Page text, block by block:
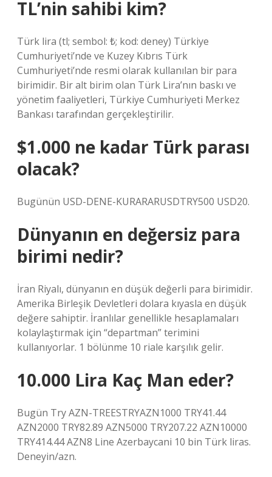
TL’nin sahibi kim?
Türk lira (tl; sembol: ₺; kod: deney) Türkiye
Cumhuriyeti’nde ve Kuzey Kıbrıs Türk
Cumhuriyeti’nde resmi olarak kullanılan bir para
birimidir. Bir alt birim olan Türk Lira’nın baskı ve
yönetim faaliyetleri, Türkiye Cumhuriyeti Merkez
Bankası tarafından gerçekleştirilir.
$1.000 ne kadar Türk parası
olacak?
Bugünün USD-DENE-KURARARUSDTRY500 USD20.
Dünyanın en değersiz para
birimi nedir?
İran Riyalı, dünyanın en düşük değerli para birimidir.
Amerika Birleşik Devletleri dolara kıyasla en düşük
değere sahiptir. İranlılar genellikle hesaplamaları
kolaylaştırmak için “departman” terimini
kullanıyorlar. 1 bölünme 10 riale karşılık gelir.
10.000 Lira Kaç Man eder?
Bugün Try AZN-TREESTRYAZN1000 TRY41.44
AZN2000 TRY82.89 AZN5000 TRY207.22 AZN10000
TRY414.44 AZN8 Line Azerbaycani 10 bin Türk liras.
Deneyin/azn.